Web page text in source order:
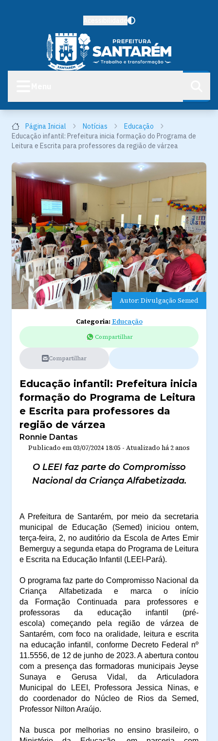
Página Inicial Notícias
Educação
Educação infantil: Prefeitura inicia formação do Programa de
Leitura e Escrita para professores da região de várzea
Autor: Divulgação Semed
Categoria:Educação
Compartilhar
Compartilhar
Educação infantil: Prefeitura inicia
formação do Programa de Leitura
e Escrita para professores da
região de várzea
Ronnie Dantas
Publicado em03/07/2024 18:05 - Atualizado há 2 anos
O LEEI faz parte do Compromisso
Nacional da Criança Alfabetizada.
A Prefeitura de Santarém, por meio da secretaria
municipal de Educação (Semed) iniciou ontem,
terça-feira, 2, no auditório da Escola de Artes Emir
Bemerguy a segunda etapa do Programa de Leitura
e Escrita na Educação Infantil (LEEI-Pará).
O programa faz parte do Compromisso Nacional da
Criança Alfabetizada e marca o início
da
FormaçãoContinuada para professorese
professoras da educação infantil
(pré-
escola) começando pela região de várzea de
Santarém, com foco na oralidade, leitura e escrita
na educação infantil, conforme Decreto Federal nº
11.5556, de 12 de junho de 2023. A abertura contou
com a presença das formadoras municipaisJeyse
Sunaya e Gerusa Vidal , daArticuladora
Municipal
do LEEI, Professora Jessica Ninas, e
do coordenador do Núcleo de Riosda Semed,
Professor Nilton Araújo.
Na busca por melhorias no ensino brasileiro, o